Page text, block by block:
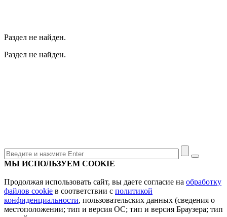
Раздел не найден.
Раздел не найден.
МЫ ИСПОЛЬЗУЕМ COOKIE
Продолжая использовать сайт, вы даете согласие на обработку
файлов cookie в соответствии с политикой
конфиденциальности, пользовательских данных (сведения о
местоположении; тип и версия ОС; тип и версия Браузера; тип